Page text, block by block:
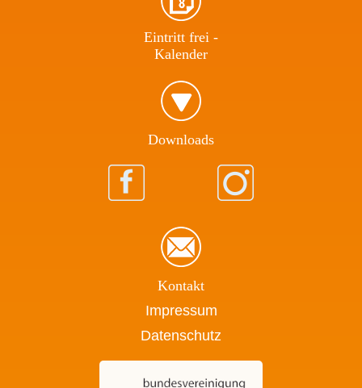
Eintritt frei -
Kalender
Download​s
Kontakt
Impressum
Datenschutz